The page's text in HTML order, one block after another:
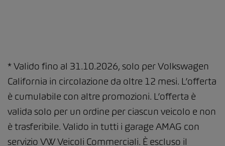
* Valido fino al 31.10.2026, solo per Volkswagen
California in circolazione da oltre 12 mesi. L’offerta
è cumulabile con altre promozioni. L’offerta è
valida solo per un ordine per ciascun veicolo e non
è trasferibile. Valido in tutti i garage AMAG con
servizio VW Veicoli Commerciali. È escluso il